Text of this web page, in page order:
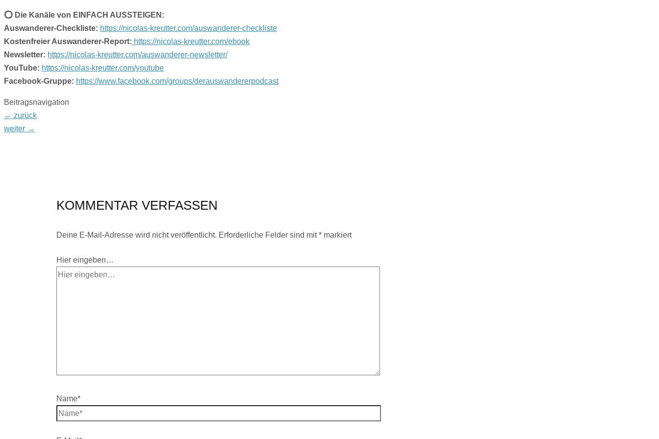
⭕️ Die Kanäle von EINFACH AUSSTEIGEN:
Auswanderer-Checkliste: https://nicolas-kreutter.com/auswanderer-checkliste
Kostenfreier Auswanderer-Report: https://nicolas-kreutter.com/ebook
Newsletter: https://nicolas-kreutter.com/auswanderer-newsletter/
YouTube: https://nicolas-kreutter.com/youtube
Facebook-Gruppe: https://www.facebook.com/groups/derauswandererpodcast
Beitragsnavigation
← zurück
weiter →
KOMMENTAR VERFASSEN
Deine E-Mail-Adresse wird nicht veröffentlicht. Erforderliche Felder sind mit*markiert
Hier eingeben…
Name*